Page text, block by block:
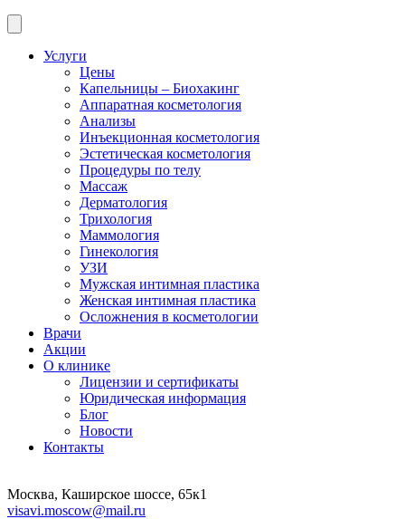
Услуги
Цены
Капельницы – Биохакинг
Аппаратная косметология
Анализы
Инъекционная косметология
Эстетическая косметология
Процедуры по телу
Массаж
Дерматология
Трихология
Маммология
Гинекология
УЗИ
Мужская интимная пластика
Женская интимная пластика
Осложнения в косметологии
Врачи
Акции
О клинике
Лицензии и сертификаты
Юридическая информация
Блог
Новости
Контакты
Москва, Каширское шоссе, 65к1
visavi.moscow@mail.ru